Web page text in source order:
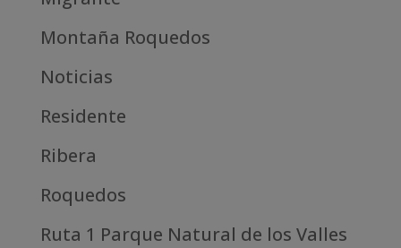
Montaña Roquedos
Noticias
Residente
Ribera
Roquedos
Ruta 1 Parque Natural de los Valles